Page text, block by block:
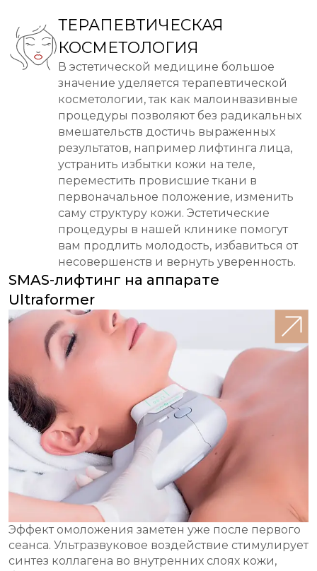
ТЕРАПЕВТИЧЕСКАЯ
КОСМЕТОЛОГИЯ
В эстетической медицине большое
значение уделяется терапевтической
косметологии, так как малоинвазивные
процедуры позволяют без радикальных
вмешательств достичь выраженных
результатов, например лифтинга лица,
устранить избытки кожи на теле,
переместить провисшие ткани в
первоначальное положение, изменить
саму структуру кожи. Эстетические
процедуры в нашей клинике помогут
вам продлить молодость, избавиться от
несовершенств и вернуть уверенность.
SMAS-лифтинг на аппарате
Ultraformer
Эффект омоложения заметен уже после первого
сеанса. Ультразвуковое воздействие стимулирует
синтез коллагена во внутренних слоях кожи,